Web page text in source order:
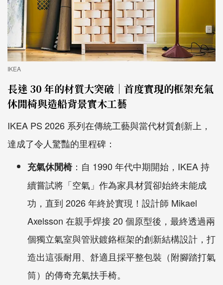
IKEA
長達 30 年的材質大突破｜首度實現的框架充氣
休閒椅與造船背景實木工藝
IKEA PS 2026 系列在傳統工藝與當代材質創新上，
達成了令人驚豔的里程碑：
充氣休閒椅：自 1990 年代中期開始，IKEA 持
續嘗試將「空氣」作為家具材質卻始終未能成
功，直到 2026 年終於實現！設計師 Mikael
Axelsson 在親手焊接 20 個原型後，最終透過兩
個獨立氣室與管狀鍍鉻框架的創新結構設計，打
造出這張耐用、舒適且採平整包裝（附腳踏打氣
筒）的傳奇充氣扶手椅。